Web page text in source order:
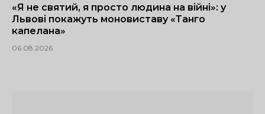
«Я не святий, я просто людина на війні»: у
Львові покажуть моновиставу «Танго
капелана»
06.08.2026